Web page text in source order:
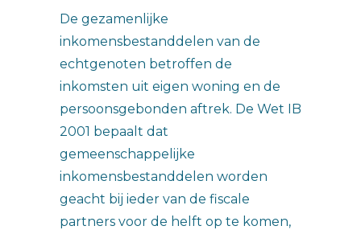
De gezamenlijke
inkomensbestanddelen van de
echtgenoten betroffen de
inkomsten uit eigen woning en de
persoonsgebonden aftrek. De Wet IB
2001 bepaalt dat
gemeenschappelijke
inkomensbestanddelen worden
geacht bij ieder van de fiscale
partners voor de helft op te komen,